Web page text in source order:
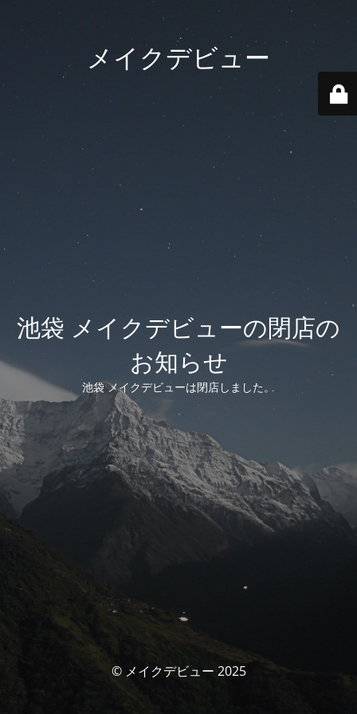
メイクデビュー
池袋 メイクデビューの閉店の
お知らせ
池袋 メイクデビューは閉店しました。
© メイクデビュー 2025